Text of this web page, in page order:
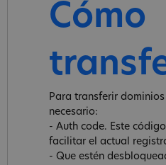
Cómo
Para transferir
necesario:
- Auth code. Este
facilitar el actual
- Que estén